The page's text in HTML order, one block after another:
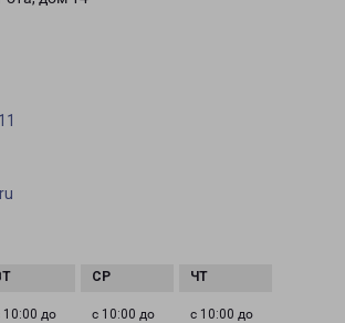
10:00 до
с 10:00 до
с 10:00 до